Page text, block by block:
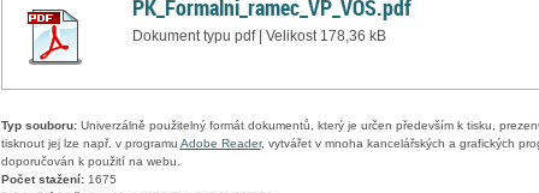
PK_Formalni_ramec_VP_VOS.pdf
Dokument typu pdf | Velikost 178,36 kB
Typ souboru:Univerzálně použitelný formát dokumentů, který je určen především k tisku,
tisknout jej lze např. v programu Adobe Reader, vytvářet v mnoha kancelářských a grafických
doporučován k použití na webu.
Počet stažení:1675